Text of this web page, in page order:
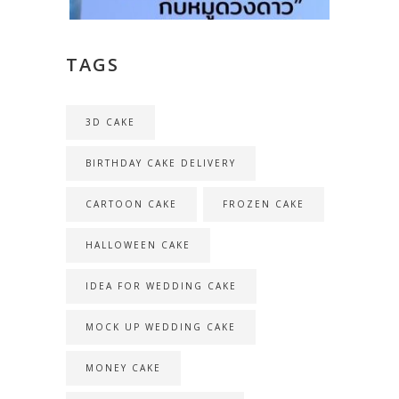
TAGS
3D CAKE
BIRTHDAY CAKE DELIVERY
CARTOON CAKE FROZEN CAKE
HALLOWEEN CAKE
IDEA FOR WEDDING CAKE
MOCK UP WEDDING CAKE
MONEY CAKE